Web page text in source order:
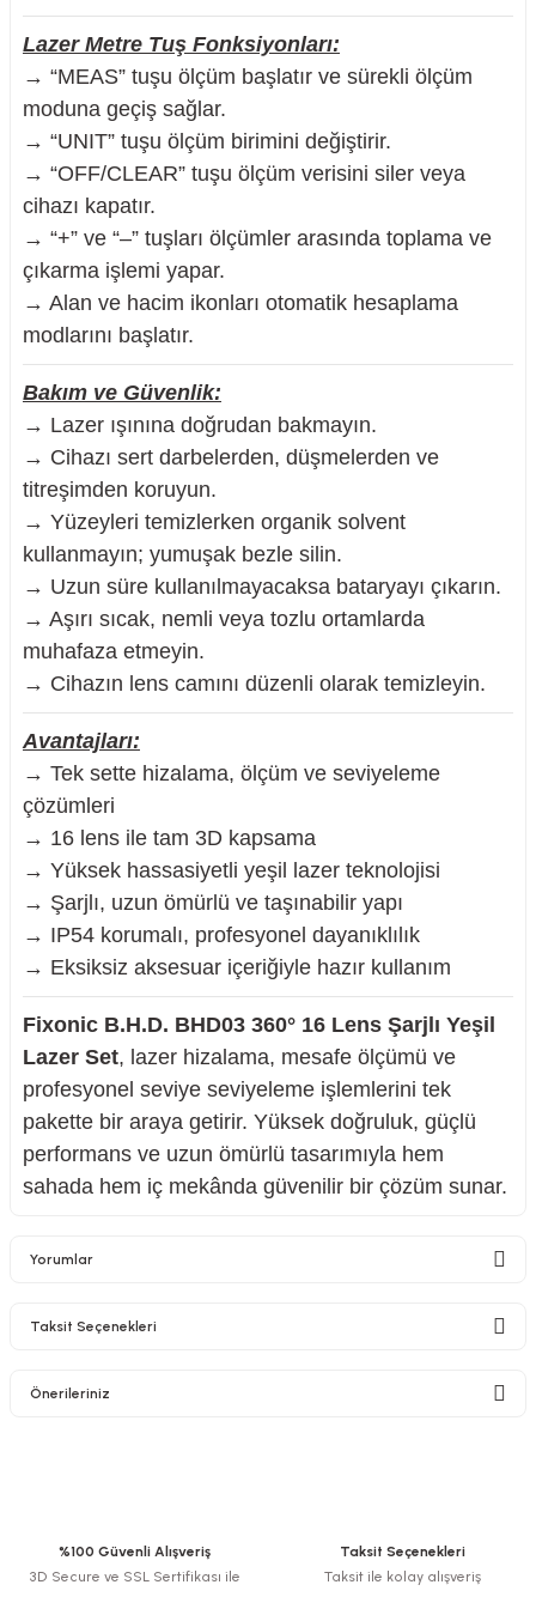
Lazer Metre Tuş Fonksiyonları:
→ “MEAS” tuşu ölçüm başlatır ve sürekli ölçüm
moduna geçiş sağlar.
→ “UNIT” tuşu ölçüm birimini değiştirir.
→ “OFF/CLEAR” tuşu ölçüm verisini siler veya
cihazı kapatır.
→ “+” ve “–” tuşları ölçümler arasında toplama ve
çıkarma işlemi yapar.
→ Alan ve hacim ikonları otomatik hesaplama
modlarını başlatır.
Bakım ve Güvenlik:
→ Lazer ışınına doğrudan bakmayın.
→ Cihazı sert darbelerden, düşmelerden ve
titreşimden koruyun.
→ Yüzeyleri temizlerken organik solvent
kullanmayın; yumuşak bezle silin.
→ Uzun süre kullanılmayacaksa bataryayı çıkarın.
→ Aşırı sıcak, nemli veya tozlu ortamlarda
muhafaza etmeyin.
→ Cihazın lens camını düzenli olarak temizleyin.
Avantajları:
→ Tek sette hizalama, ölçüm ve seviyeleme
çözümleri
→ 16 lens ile tam 3D kapsama
→ Yüksek hassasiyetli yeşil lazer teknolojisi
→ Şarjlı, uzun ömürlü ve taşınabilir yapı
→ IP54 korumalı, profesyonel dayanıklılık
→ Eksiksiz aksesuar içeriğiyle hazır kullanım
Fixonic B.H.D. BHD03 360° 16 Lens Şarjlı Yeşil
Lazer Set, lazer hizalama, mesafe ölçümü ve
profesyonel seviye seviyeleme işlemlerini tek
pakette bir araya getirir. Yüksek doğruluk, güçlü
performans ve uzun ömürlü tasarımıyla hem
sahada hem iç mekânda güvenilir bir çözüm sunar.
Yorumlar
Taksit Seçenekleri
Önerileriniz
Ürün resmi kalitesiz, bozuk veya görüntülenemiyor.
%100 Güvenli Alışveriş
3D Secure ve SSL Sertifikası ile
Taksit Seçenekleri
Taksit ile kolay alışveriş